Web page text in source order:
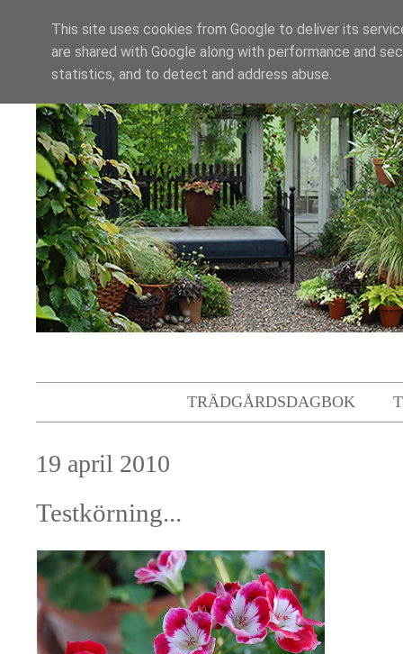
TRÄDGÅRDSDAGBOK
19 april 2010
Testkörning...
This site uses cookies from Google to deliver its
are shared with Google along with performance and
statistics, and to detect and address abuse.